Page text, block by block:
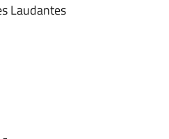
Laudantes